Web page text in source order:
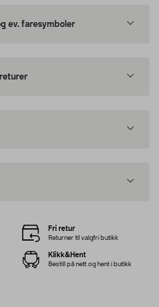
ev. faresymboler
Fri retur
Returner til valgfri butikk
Klikk&Hent
Bestill på nett og hent i butikk